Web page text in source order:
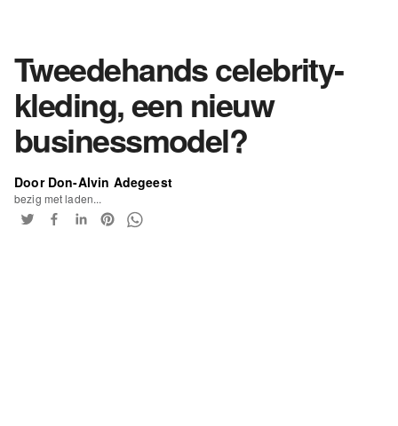
Tweedehands celebrity-
kleding, een nieuw
businessmodel?
Door Don-Alvin Adegeest
bezig met laden...